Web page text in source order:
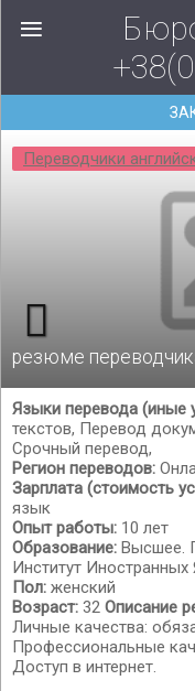
Переводчики
резюме
Языки перевода (иные
текстов, Перевод
Срочный перевод,
Регион переводов:
Зарплата (стоимость
язык
Опыт работы: 10 лет
Образование: Высшее.
Институт
Пол: женский
Возраст: 32 Описание
Личные качества:
Профессиональные
Доступ в интернет.